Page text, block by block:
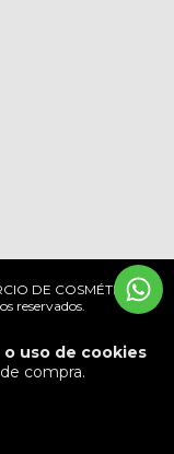
uso de cookies
compra.
DE COSMÉTICOS
reservados.